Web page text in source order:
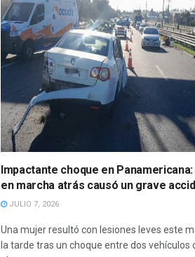
Impactante choque en
en marcha atrás causó un grave
JULIO 7, 2026
Una mujer resultó con lesiones leves este
la tarde tras un choque entre dos vehículos